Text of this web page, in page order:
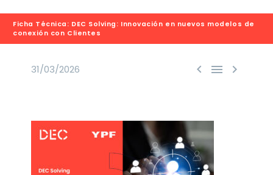
Ficha Técnica: DEC Solving: Innovación en nuevos modelos de
conexión con Clientes
  
31/03/2026